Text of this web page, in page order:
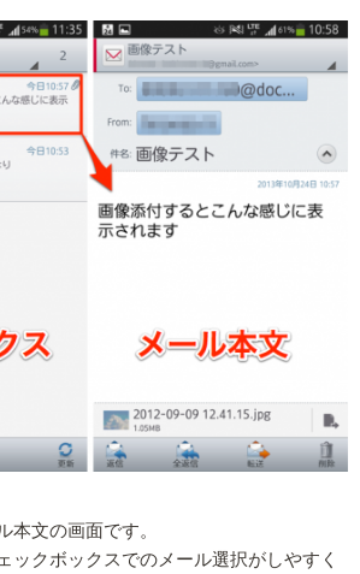
本文の画面です。
ックボックスでのメール選択がしやすく